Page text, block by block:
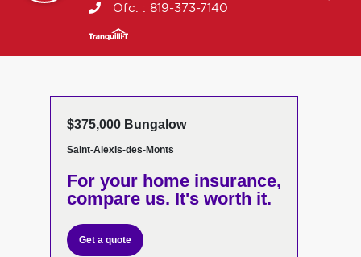
Ofc. : 819-373-7140
$375,000 Bungalow
Saint-Alexis-des-Monts
For your home insurance,
compare us. It's worth it.
Get a quote